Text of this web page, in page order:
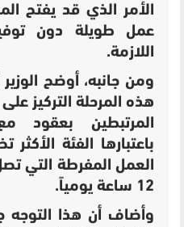
الأمر الذي قد يفتح
عمل طويلة دون
اللازمة.
ومن جانبه، أوضح
هذه المرحلة التركيز
المرتبطين بعقود
باعتبارها الفئة
العمل المفرطة التي
12 ساعة يومياً.
وأضاف أن هذا التوجه